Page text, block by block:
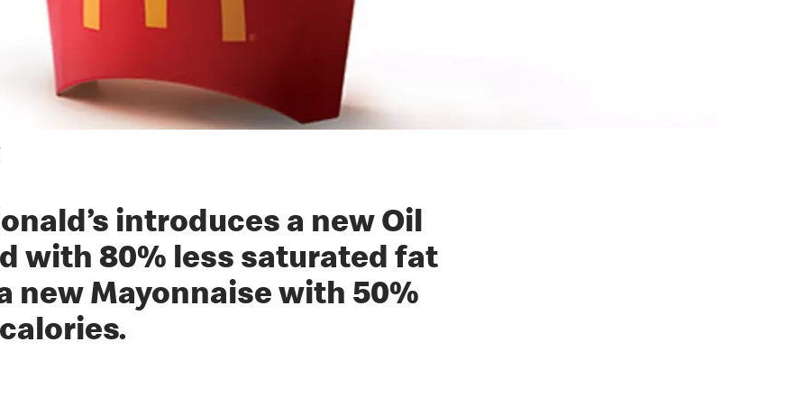
introduces a new Oil
with 80% less saturated fat
new Mayonnaise with 50%